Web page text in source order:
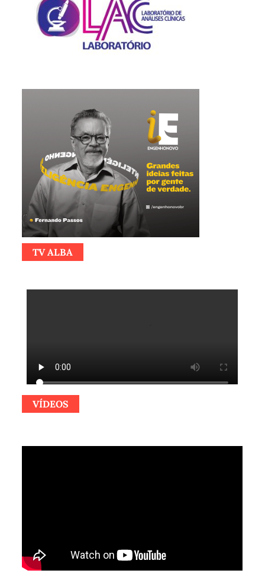
TV ALBA
VÍDEOS